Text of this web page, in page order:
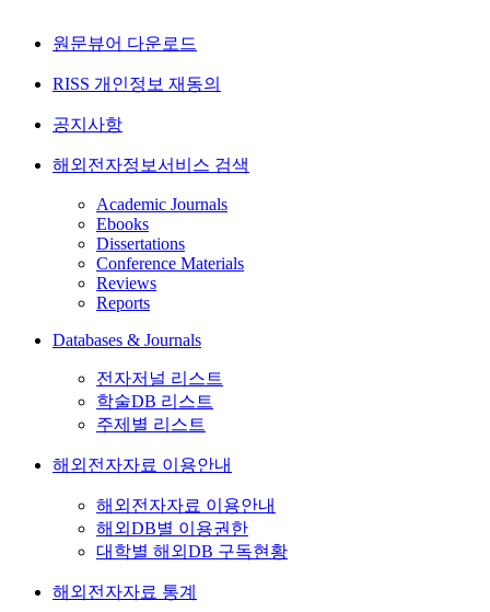
원문뷰어 다운로드
RISS 개인정보 재동의
공지사항
해외전자정보서비스 검색
Academic Journals
Ebooks
Dissertations
Conference Materials
Reviews
Reports
Databases & Journals
전자저널 리스트
학술DB 리스트
주제별 리스트
해외전자자료 이용안내
해외전자자료 이용안내
해외DB별 이용권한
대학별 해외DB 구독현황
해외전자자료 통계